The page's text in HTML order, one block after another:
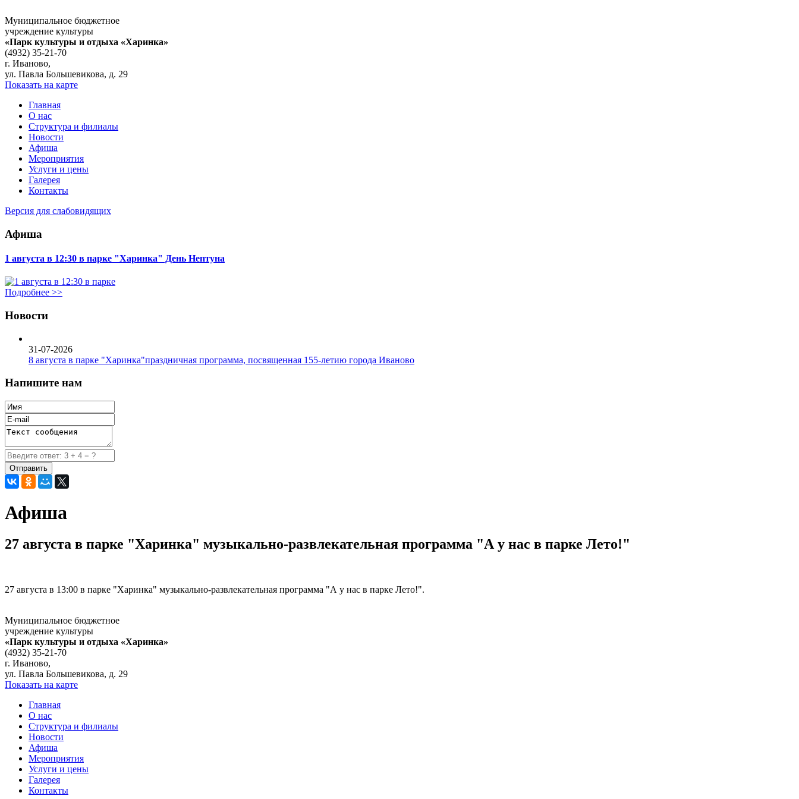
Муниципальное бюджетное
учреждение культуры
«Парк культуры и отдыха «Харинка»
(4932) 35-21-70
г. Иваново,
ул. Павла Большевикова, д. 29
Показать на карте
Главная
О нас
Структура и филиалы
Новости
Афиша
Мероприятия
Услуги и цены
Галерея
Контакты
Версия для слабовидящих
Афиша
1 августа в 12:30 в парке "Харинка" День Нептуна
Подробнее >>
Новости
31-07-2026
8 августа в парке "Харинка"праздничная программа, посвященная 155-летию города Иваново
Напишите нам
Афиша
27 августа в парке "Харинка" музыкально-развлекательная программа "А у нас в парке Лето!"
27 августа в 13:00 в парке "Харинка" музыкально-развлекательная программа "А у нас в парке Лето!".
Муниципальное бюджетное
учреждение культуры
«Парк культуры и отдыха «Харинка»
(4932) 35-21-70
г. Иваново,
ул. Павла Большевикова, д. 29
Показать на карте
Главная
О нас
Структура и филиалы
Новости
Афиша
Мероприятия
Услуги и цены
Галерея
Контакты